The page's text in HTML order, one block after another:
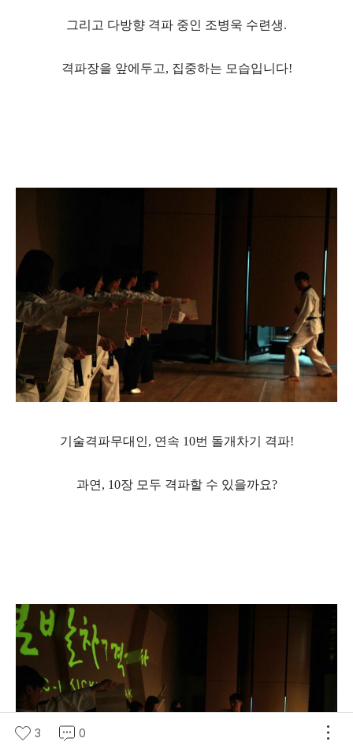
그리고 다방향 격파 중인 조병욱 수련생.
격파장을 앞에두고, 집중하는 모습입니다!
기술격파무대인, 연속 10번 돌개차기 격파!
과연, 10장 모두 격파할 수 있을까요?
3 0